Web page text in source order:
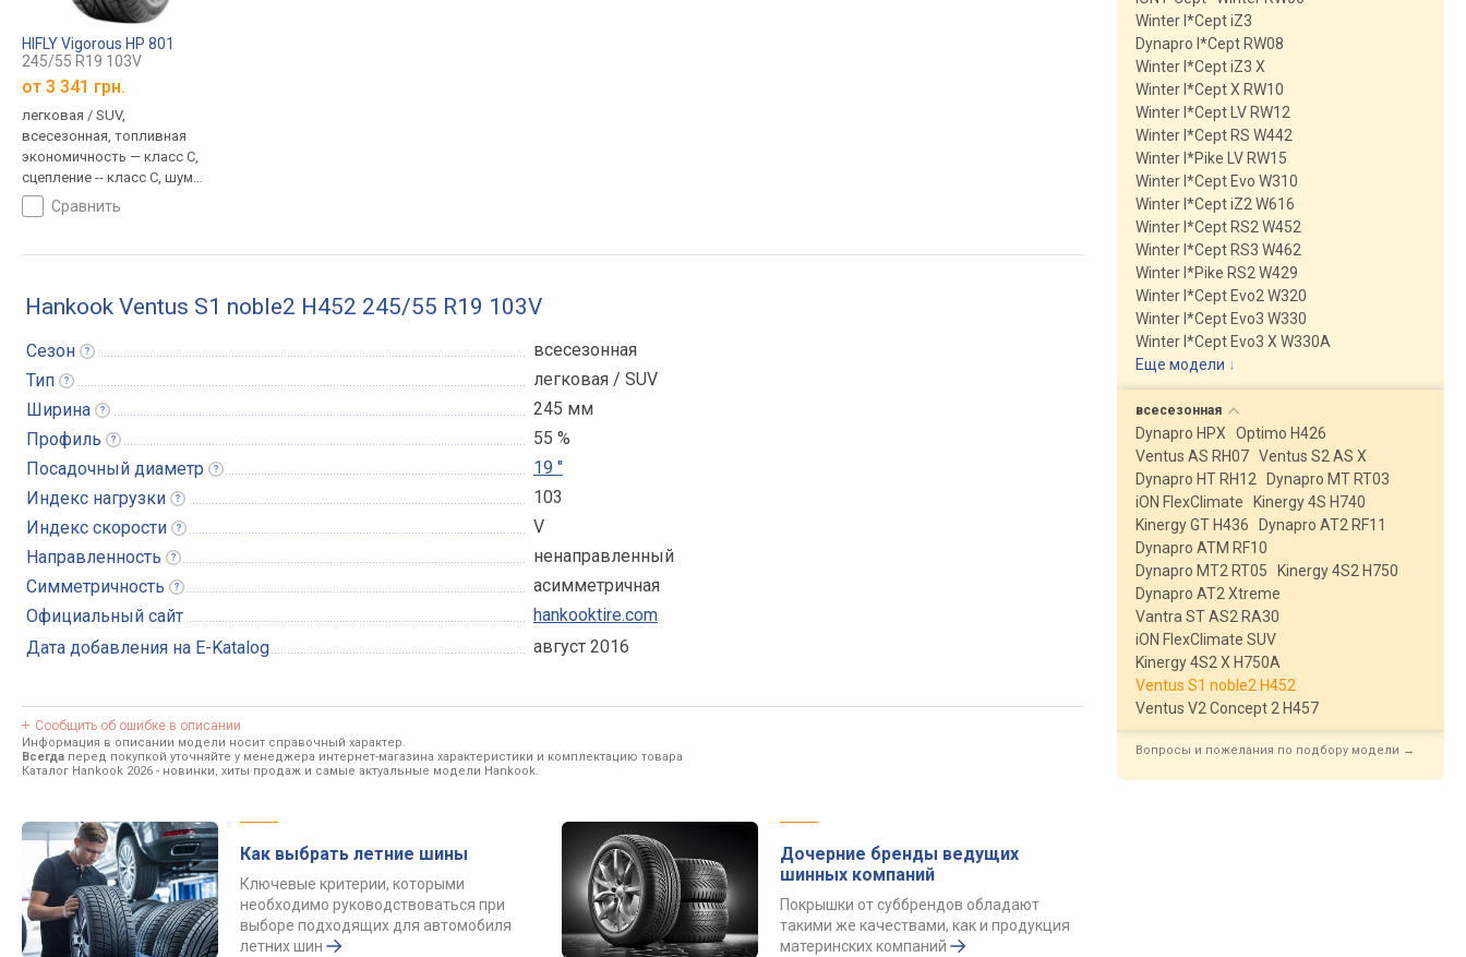
HIFLY Vigorous HP 801
245/55 R19 103V
от 3 341 грн.
легковая / SUV,
всесезонная, топливная
экономичность — класс C,
сцепление -- класс C, шум
71 дБ сравнить
Hankook Ventus S1 noble2 H452 245/55 R19 103V
Сезон
всесезонная
Тип
легковая / SUV
Ширина
245 мм
Профиль
55 %
Посадочный диаметр
19 "
Индекс нагрузки
103
Индекс скорости
V
Направленность
ненаправленный
Симметричность
асимметричная
Официальный сайт
hankooktire.com
Дата добавления на E-Katalog
август 2016
Сообщить об ошибке в описании
Информация в описании модели носит справочный характер.
Всегда перед покупкой уточняйте у менеджера интернет-магазина характеристики и комплектацию товара
Каталог Hankook 2026 - новинки, хиты продаж и самые актуальные модели Hankook.
Как выбрать летние шины
Ключевые критерии, которыми
необходимо руководствоваться при
выборе подходящих для автомобиля
летних шин
Дочерние бренды ведущих
шинных компаний
Покрышки от суббрендов обладают
такими же качествами, как и продукция
материнских компаний
Winter I*Cept iZ3
Dynapro I*Cept RW08
Winter I*Cept iZ3 X
Winter I*Cept X RW10
Winter I*Cept LV RW12
Winter I*Cept RS W442
Winter I*Pike LV RW15
Winter I*Cept Evo W310
Winter I*Cept iZ2 W616
Winter I*Cept RS2 W452
Winter I*Cept RS3 W462
Winter I*Pike RS2 W429
Winter I*Cept Evo2 W320
Winter I*Cept Evo3 W330
Winter I*Cept Evo3 X W330A
Еще модели ↓
всесезонная
Dynapro HPX
Optimo H426
Ventus AS RH07 Ventus S2 AS X
Dynapro HT RH12
Dynapro MT RT03
iON FlexClimate
Kinergy 4S H740
Kinergy GT H436
Dynapro AT2 RF11
Dynapro ATM RF10
Dynapro MT2 RT05
Kinergy 4S2 H750
Dynapro AT2 Xtreme
Vantra ST AS2 RA30
iON FlexClimate SUV
Kinergy 4S2 X H750A
Ventus S1 noble2 H452
Ventus V2 Concept 2 H457
Вопросы и пожелания по подбору модели →